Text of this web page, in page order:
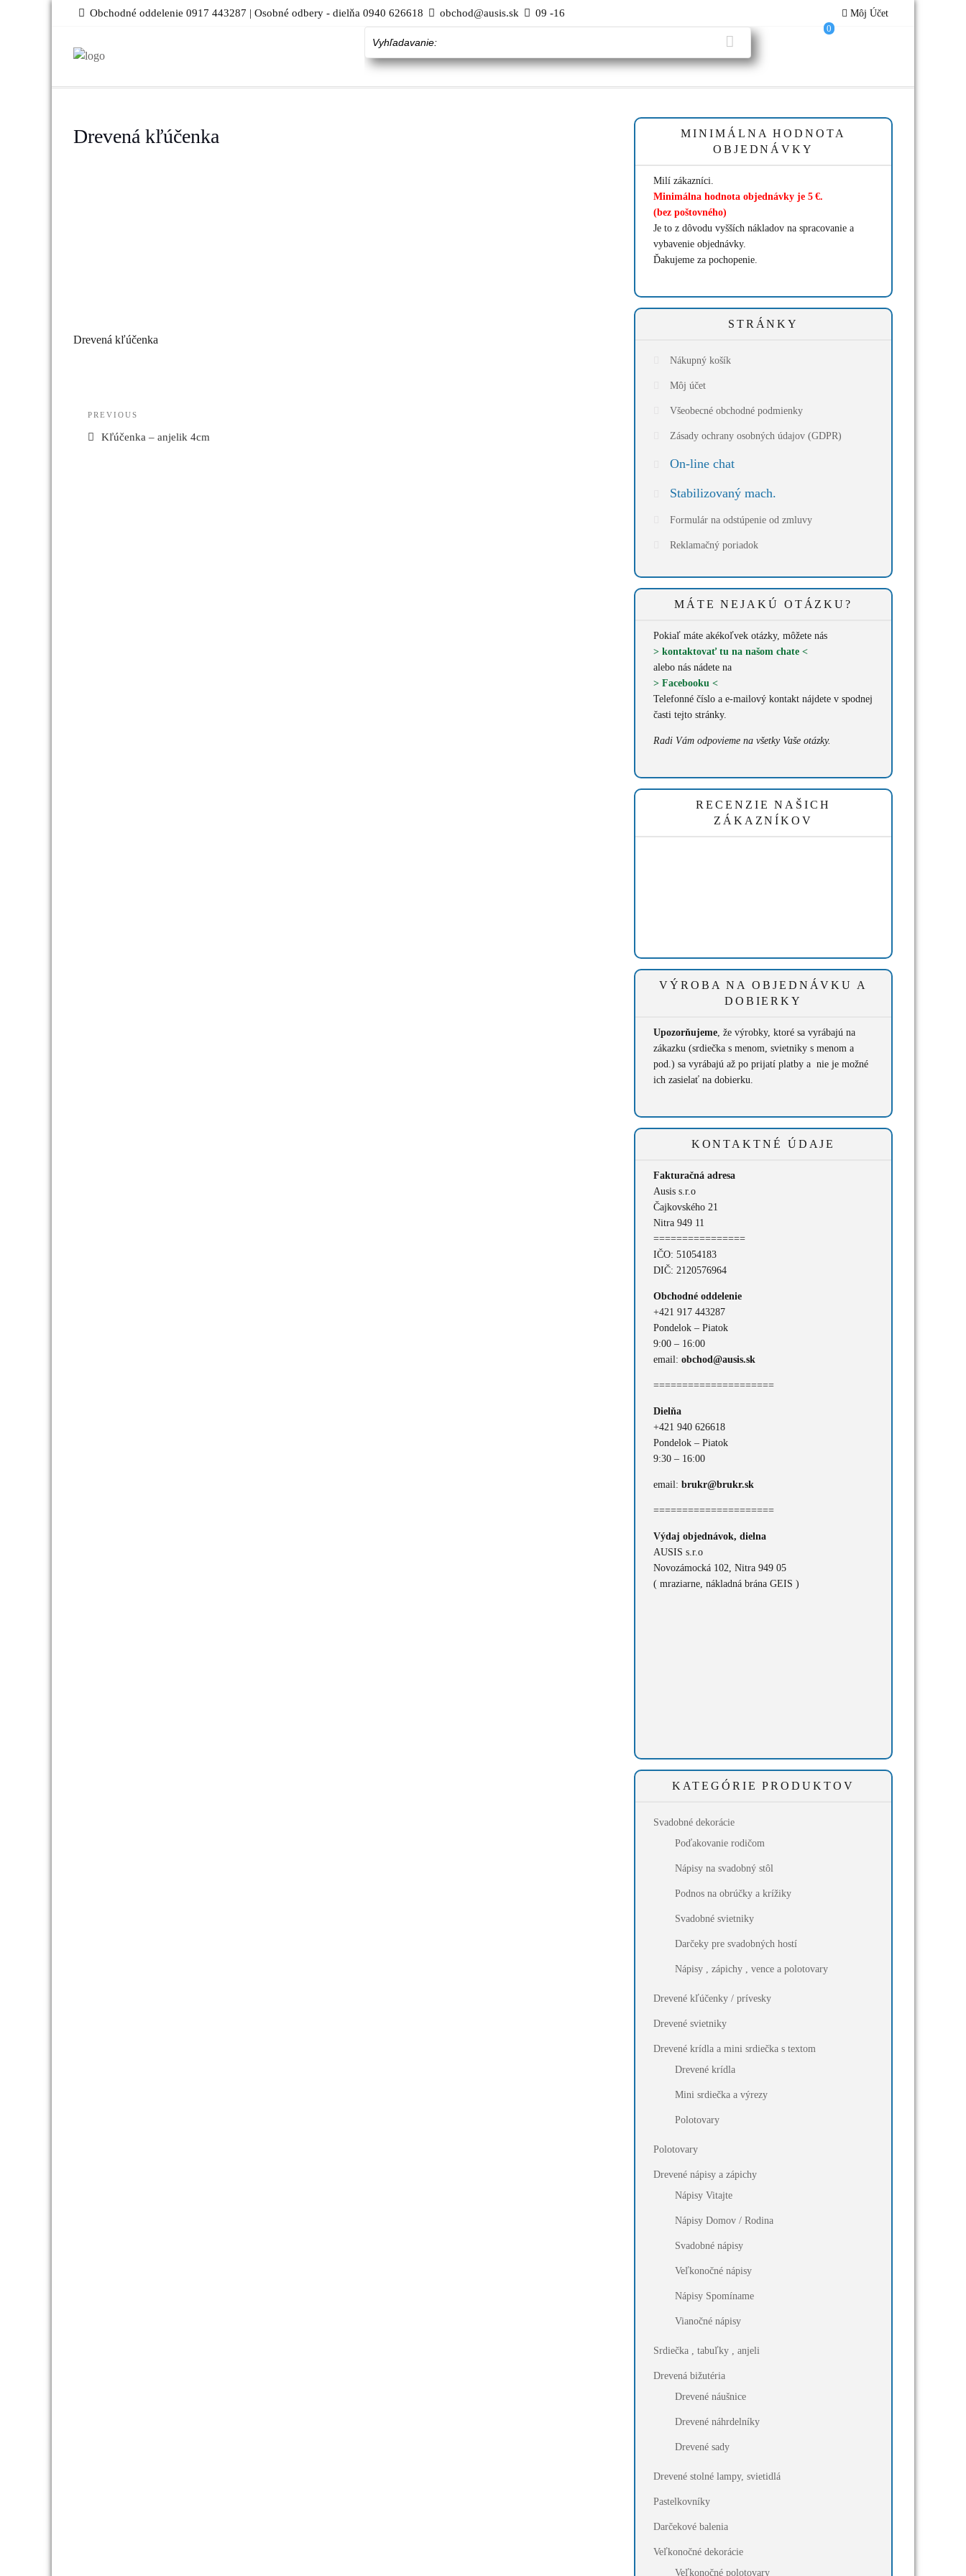
Obchodné oddelenie 0917 443287 | Osobné odbery - dielňa 0940 626618 obchod@ausis.sk 09 -16 Môj Účet
0
Drevená kľúčenka
Drevená kľúčenka
Navigácia
Previous
Post
PREVIOUS
Kľúčenka – anjelik 4cm
MINIMÁLNA HODNOTA
OBJEDNÁVKY
Milí zákazníci.
Minimálna hodnota objednávky je 5 €.
(bez poštovného)
Je to z dôvodu vyšších nákladov na spracovanie a
vybavenie objednávky.
Ďakujeme za pochopenie.
STRÁNKY
Nákupný košík
Môj účet
Všeobecné obchodné podmienky
Zásady ochrany osobných údajov (GDPR)
On-line chat
Stabilizovaný mach.
Formulár na odstúpenie od zmluvy
Reklamačný poriadok
MÁTE NEJAKÚ OTÁZKU?
Pokiaľ máte akékoľvek otázky, môžete nás
> kontaktovať tu na našom chate <
alebo nás nádete na
> Facebooku <
Telefonné číslo a e-mailový kontakt nájdete v spodnej
časti tejto stránky.
Radi Vám odpovieme na všetky Vaše otázky.
RECENZIE NAŠICH
ZÁKAZNÍKOV
VÝROBA NA OBJEDNÁVKU A
DOBIERKY
Upozorňujeme, že výrobky, ktoré sa vyrábajú na
zákazku (srdiečka s menom, svietniky s menom a
pod.) sa vyrábajú až po prijatí platby a nie je možné
ich zasielať na dobierku.
KONTAKTNÉ ÚDAJE
Fakturačná adresa
Ausis s.r.o
Čajkovského 21
Nitra 949 11
================
IČO: 51054183
DIČ: 2120576964
Obchodné oddelenie
+421 917 443287
Pondelok – Piatok
9:00 – 16:00
email: obchod@ausis.sk
=====================
Dielňa
+421 940 626618
Pondelok – Piatok
9:30 – 16:00
email: brukr@brukr.sk
=====================
Výdaj objednávok, dielna
AUSIS s.r.o
Novozámocká 102, Nitra 949 05
( mraziarne, nákladná brána GEIS )
KATEGÓRIE PRODUKTOV
Svadobné dekorácie
Poďakovanie rodičom
Nápisy na svadobný stôl
Podnos na obrúčky a krížiky
Svadobné svietniky
Darčeky pre svadobných hostí
Nápisy , zápichy , vence a polotovary
Drevené kľúčenky / prívesky
Drevené svietniky
Drevené krídla a mini srdiečka s textom
Drevené krídla
Mini srdiečka a výrezy
Polotovary
Polotovary
Drevené nápisy a zápichy
Nápisy Vitajte
Nápisy Domov / Rodina
Svadobné nápisy
Veľkonočné nápisy
Nápisy Spomíname
Vianočné nápisy
Srdiečka , tabuľky , anjeli
Drevená bižutéria
Drevené náušnice
Drevené náhrdelníky
Drevené sady
Drevené stolné lampy, svietidlá
Pastelkovníky
Darčekové balenia
Veľkonočné dekorácie
Veľkonočné polotovary